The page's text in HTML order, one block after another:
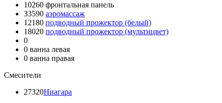
10260 фронтальная панель
33590 аэромассаж
12180 подводный прожектор (белый)
18020 подводный прожектор (мультицвет)
0
0 ванна левая
0 ванна правая
Смесители
27320Ниагара